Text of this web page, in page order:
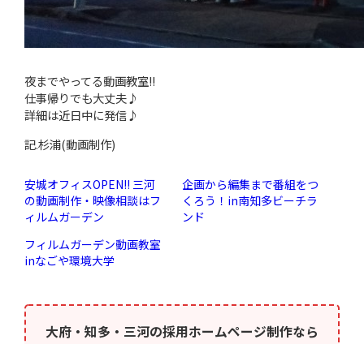
夜までやってる動画教室!!
仕事帰りでも大丈夫♪
詳細は近日中に発信♪
記.杉浦(動画制作)
安城オフィスOPEN!! 三河
の動画制作・映像相談はフ
ィルムガーデン
企画から編集まで番組をつ
くろう！in南知多ビーチラ
ンド
フィルムガーデン動画教室
inなごや環境大学
大府・知多・三河の採用ホームページ制作なら